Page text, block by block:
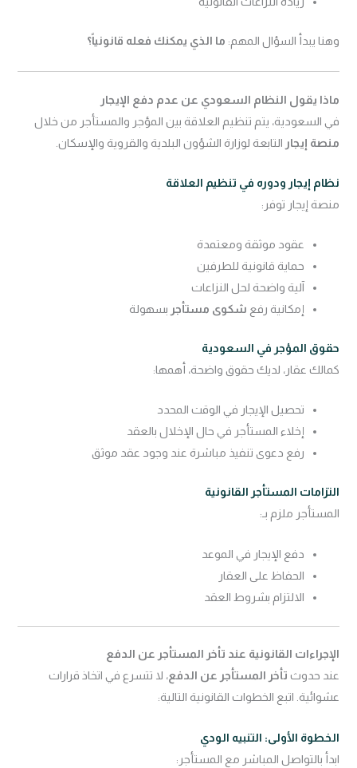
وهنا يبدأ السؤال المهم: ما الذي يمكنك فعله قانونياً؟
ماذا يقول النظام السعودي عن عدم دفع الإيجار
في السعودية، يتم تنظيم العلاقة بين المؤجر والمستأجر من خلال
منصة إيجار التابعة لوزارة الشؤون البلدية والقروية والإسكان.
نظام إيجار ودوره في تنظيم العلاقة
منصة إيجار توفر:
عقود موثقة ومعتمدة
حماية قانونية للطرفين
آلية واضحة لحل النزاعات
إمكانية رفع شكوى مستأجر بسهولة
حقوق المؤجر في السعودية
كمالك عقار، لديك حقوق واضحة، أهمها:
تحصيل الإيجار في الوقت المحدد
إخلاء المستأجر في حال الإخلال بالعقد
رفع دعوى تنفيذ مباشرة عند وجود عقد موثق
التزامات المستأجر القانونية
المستأجر ملزم بـ:
دفع الإيجار في الموعد
الحفاظ على العقار
الالتزام بشروط العقد
الإجراءات القانونية عند تأخر المستأجر عن الدفع
عند حدوث تأخر المستأجر عن الدفع، لا تتسرع في اتخاذ قرارات
عشوائية. اتبع الخطوات القانونية التالية:
الخطوة الأولى: التنبيه الودي
ابدأ بالتواصل المباشر مع المستأجر: